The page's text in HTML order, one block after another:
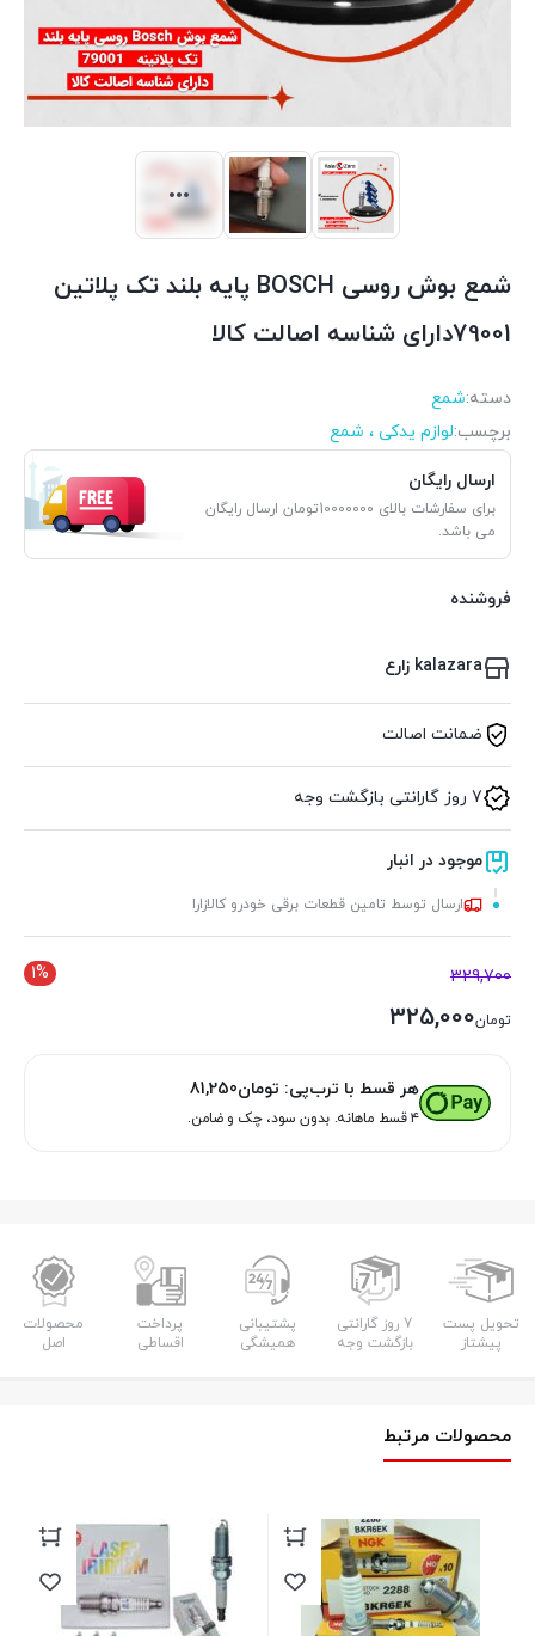
شمع بوش روسی BOSCH پایه بلند تک پلاتین
79001دارای شناسه اصالت کالا
دسته:شمع
برچسب:لوازم یدکی ، شمع
ارسال رایگان
برای سفارشات بالای 10000000تومان ارسال رایگان
می باشد.
فروشنده
kalazara زارع
ضمانت اصالت
7 روز گارانتی بازگشت وجه
موجود در انبار
ارسال توسط تامین قطعات برقی خودرو کالازارا
1% 329,700
تومان325,000
هر قسط با ترب‌پی: تومان81,250
۴ قسط ماهانه. بدون سود، چک و ضامن.
تحویل پست
پیشتاز
7 روز گارانتی
بازگشت وجه
پشتیبانی
همیشگی
پرداخت
اقساطی
محصولات
اصل
محصولات مرتبط
شمع
ضمانت